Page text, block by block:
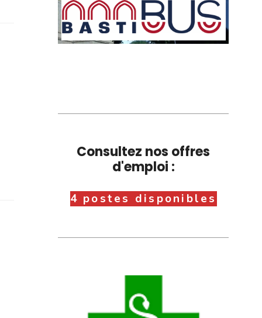
Consultez nos offres
d'emploi :
4 postes disponibles